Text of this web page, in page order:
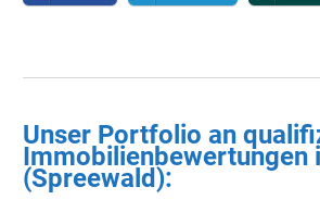
Unser Portfolio an
Immobilienbewertungen
(Spreewald):